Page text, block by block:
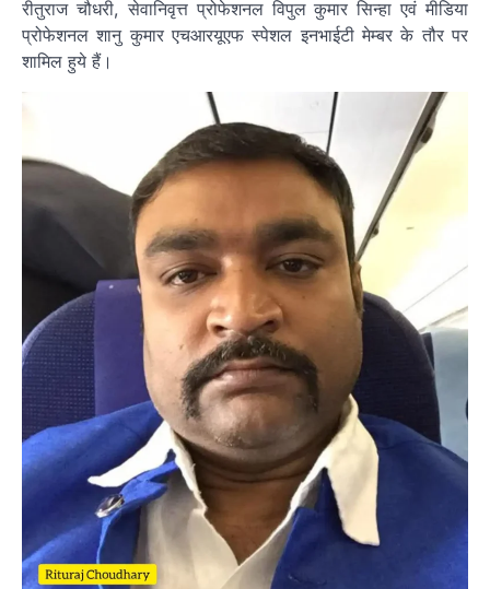
रीतुराज चौधरी, सेवानिवृत्त प्रोफेशनल विपुल कुमार सिन्हा एवं मीडिया
प्रोफेशनल शानु कुमार एचआरयूएफ स्पेशल इनभाईटी मेम्बर के तौर पर
शामिल हुये हैं।